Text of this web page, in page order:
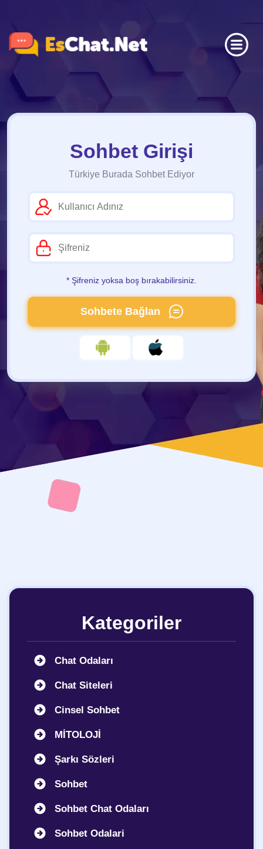
Sohbet Girişi
Türkiye Burada Sohbet Ediyor
* Şifreniz yoksa boş bırakabilirsiniz.
Sohbete Bağlan
Kategoriler
Chat Odaları
Chat Siteleri
Cinsel Sohbet
MİTOLOJİ
Şarkı Sözleri
Sohbet
Sohbet Chat Odaları
Sohbet Odalari